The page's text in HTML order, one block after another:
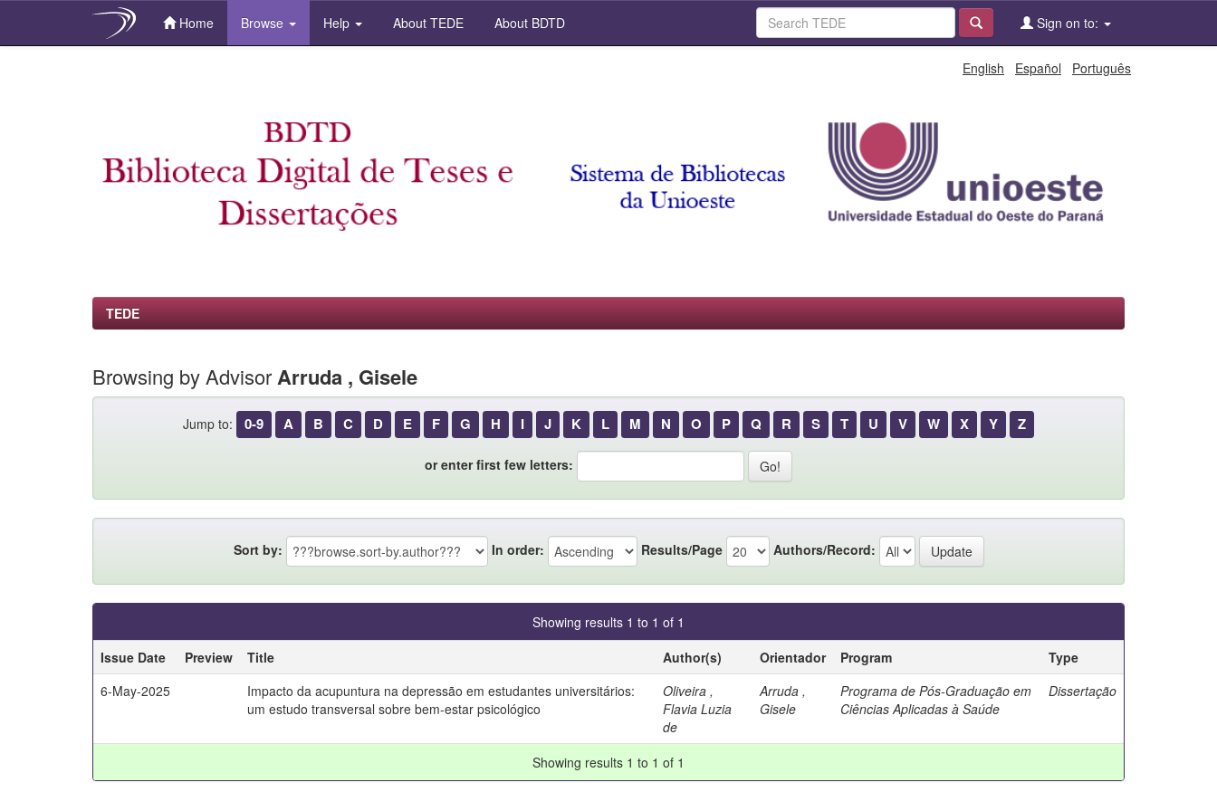
Home Browse Help About TEDE About BDTD Sign on to:
English Español Português
TEDE
Browsing by AdvisorArruda , Gisele
Jump to: 0-9 A B C D E F G H I J K L M N O P Q R S T U V W X Y Z
or enter first few letters:
Sort by: In order: Results/Page Authors/Record:
Showing results 1 to 1 of 1
Issue Date
Preview Title Author(s) Orientador Program
Type
6-May-2025
Impacto da acupuntura na depressão em estudantes universitários:
um estudo transversal sobre bem-estar psicológico
Oliveira ,
Flavia Luzia
de
Arruda ,
Gisele
Programa de Pós-Graduação em
Ciências Aplicadas à Saúde
Dissertação
Showing results 1 to 1 of 1